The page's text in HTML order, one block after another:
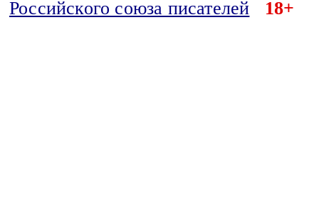
Российского союза писателей 18+